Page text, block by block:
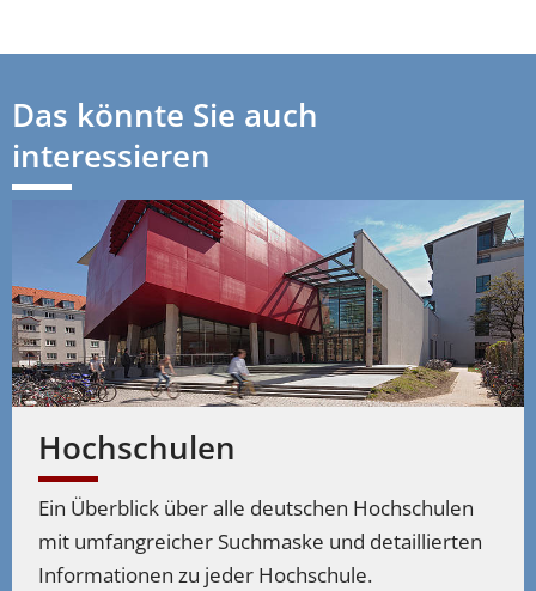
Das könnte Sie auch
interessieren
Hochschulen
Ein Überblick über alle deutschen Hochschulen
mit umfangreicher Suchmaske und detaillierten
Informationen zu jeder Hochschule.